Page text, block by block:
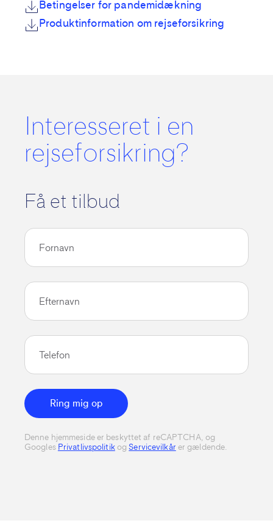
Læs mere om
rejse med kronisk sygdom eller
Betingelser for pandemidækning
Produktinformation om rejseforsikring
Interesseret i en
rejseforsikring?
Få et tilbud
Fornavn
Efternavn
Telefon
Ring mig op
Denne hjemmeside er beskyttet af reCAPTCHA, og
Googles PrivatlivspolitikogServicevilkår er gældende.